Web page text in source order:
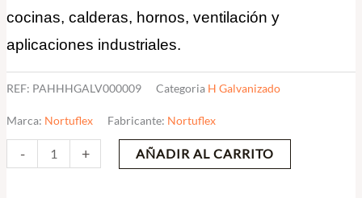
cocinas, calderas, hornos, ventilación y
aplicaciones industriales.
REF: PAHHHGALV000009 Categoria H Galvanizado
Marca: Nortuflex Fabricante: Nortuflex
- + AÑADIR AL CARRITO